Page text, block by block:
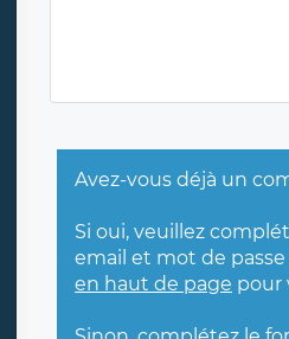
Avez-vous déjà un
Si oui, veuillez
email et mot de passe
en haut de page pour